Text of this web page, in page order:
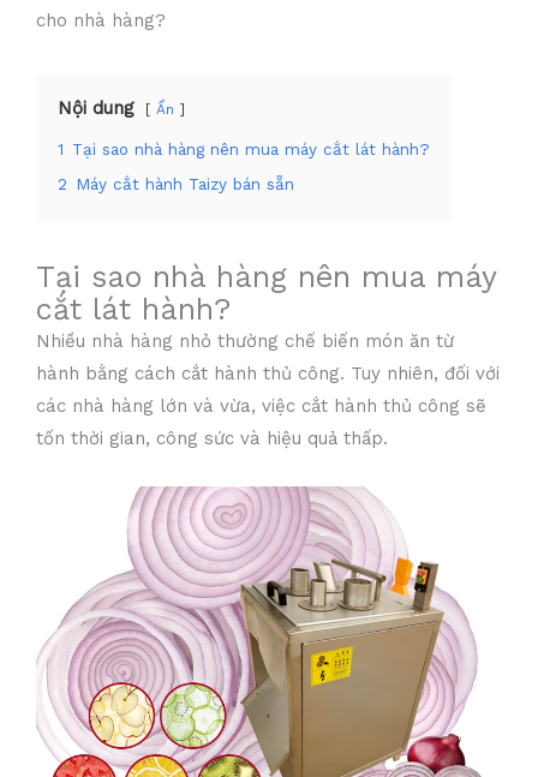
cho nhà hàng?
Nội dung Ẩn
1 Tại sao nhà hàng nên mua máy cắt lát hành?
2 Máy cắt hành Taizy bán sẵn
Tại sao nhà hàng nên mua máy
cắt lát hành?
Nhiều nhà hàng nhỏ thường chế biến món ăn từ
hành bằng cách cắt hành thủ công. Tuy nhiên, đối với
các nhà hàng lớn và vừa, việc cắt hành thủ công sẽ
tốn thời gian, công sức và hiệu quả thấp.